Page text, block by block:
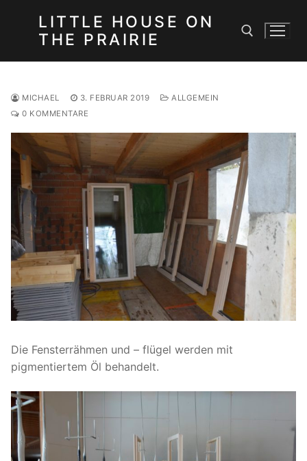
springen
LITTLE HOUSE ON
THE PRAIRIE
MICHAEL 3. FEBRUAR 2019
ALLGEMEIN
0 KOMMENTARE
Die Fensterrähmen und – flügel werden mit
pigmentiertem Öl behandelt.